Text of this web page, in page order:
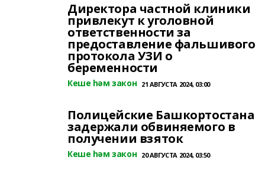
Директора частной клиники
привлекут к уголовной
ответственности за
предоставление фальшивого
протокола УЗИ о
беременности
Кеше һәм закон 21 АВГУСТА 2024, 03:00
Полицейские Башкортостана
задержали обвиняемого в
получении взяток
Кеше һәм закон 20 АВГУСТА 2024, 03:50